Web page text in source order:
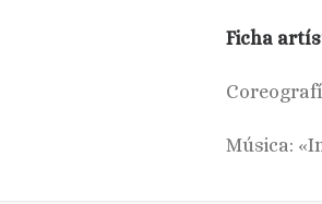
Ficha
Música: